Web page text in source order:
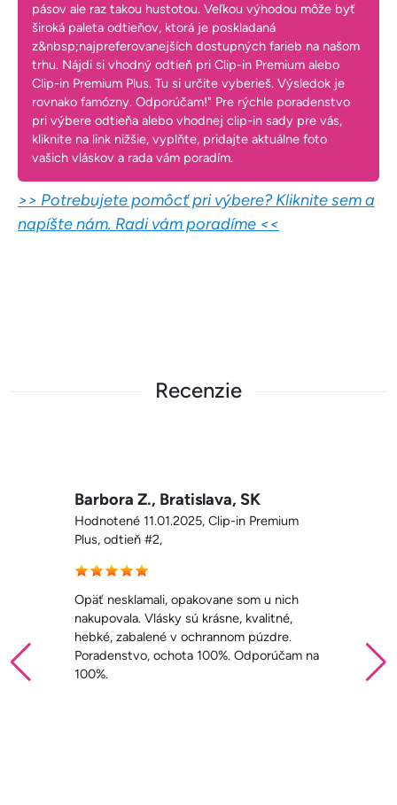
pásov ale raz takou hustotou. Veľkou výhodou môže byť
široká paleta odtieňov, ktorá je poskladaná
z&nbsp;najpreferovanejších dostupných farieb na našom
trhu. Nájdi si vhodný odtieň pri Clip-in Premium alebo
Clip-in Premium Plus. Tu si určite vyberieš. Výsledok je
rovnako famózny. Odporúčam!" Pre rýchle poradenstvo
pri výbere odtieňa alebo vhodnej clip-in sady pre vás,
kliknite na link nižšie, vyplňte, pridajte aktuálne foto
vašich vláskov a rada vám poradím.
>> Potrebujete pomôcť pri výbere? Kliknite sem a
napíšte nám. Radi vám poradíme <<
Recenzie
Denisa, Košeice, SK
Hodnotené 23.11.2024, Clip-in Premium
Plus, melír #2/4/6,
Dobrý deň NaničVlasy, píšem hneď ako
som vlasy napojila, sú mega krásne.
Najkrajšie klipy aké som kedy mala. Ste
úžasní a viem, že máte o zákazníčku viac.
Som nadšená a tak spokojná, ako som ani